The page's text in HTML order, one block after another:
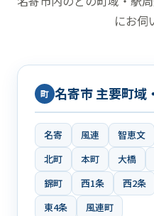
にお伺
町 名寄市 主要町域
名寄 風連 智恵文
北町
本町 大橋
錦町
西1条 西2条
東4条
風連町